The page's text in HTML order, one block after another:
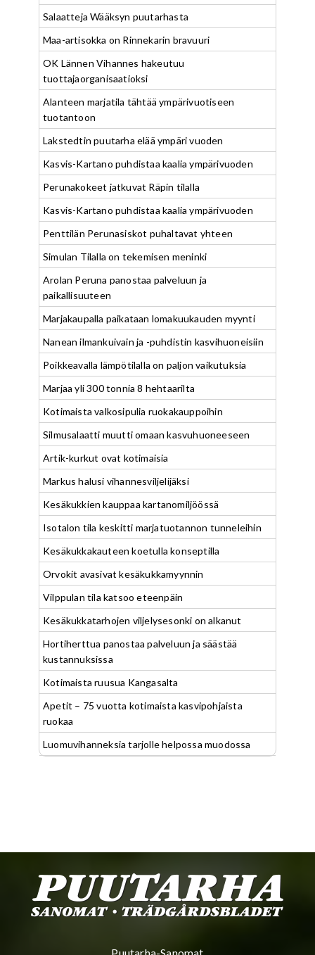
Salaatteja Wääksyn puutarhasta
Maa-artisokka on Rinnekarin bravuuri
OK Lännen Vihannes hakeutuu
tuottajaorganisaatioksi
Alanteen marjatila tähtää ympärivuotiseen
tuotantoon
Lakstedtin puutarha elää ympäri vuoden
Kasvis-Kartano puhdistaa kaalia ympärivuoden
Perunakokeet jatkuvat Räpin tilalla
Kasvis-Kartano puhdistaa kaalia ympärivuoden
Penttilän Perunasiskot puhaltavat yhteen
Simulan Tilalla on tekemisen meninki
Arolan Peruna panostaa palveluun ja
paikallisuuteen
Marjakaupalla paikataan lomakuukauden myynti
Nanean ilmankuivain ja -puhdistin kasvihuoneisiin
Poikkeavalla lämpötilalla on paljon vaikutuksia
Marjaa yli 300 tonnia 8 hehtaarilta
Kotimaista valkosipulia ruokakauppoihin
Silmusalaatti muutti omaan kasvuhuoneeseen
Artik-kurkut ovat kotimaisia
Markus halusi vihannesviljelijäksi
Kesäkukkien kauppaa kartanomiljöössä
Isotalon tila keskitti marjatuotannon tunneleihin
Kesäkukkakauteen koetulla konseptilla
Orvokit avasivat kesäkukkamyynnin
Vilppulan tila katsoo eteenpäin
Kesäkukkatarhojen viljelysesonki on alkanut
Hortiherttua panostaa palveluun ja säästää
kustannuksissa
Kotimaista ruusua Kangasalta
Apetit – 75 vuotta kotimaista kasvipohjaista
ruokaa
Luomuvihanneksia tarjolle helpossa muodossa